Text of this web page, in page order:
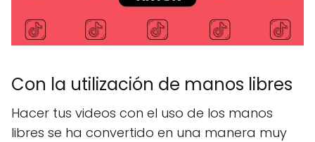
Con la utilización de manos libres
Hacer tus videos con el uso de los manos
libres se ha convertido en una manera muy